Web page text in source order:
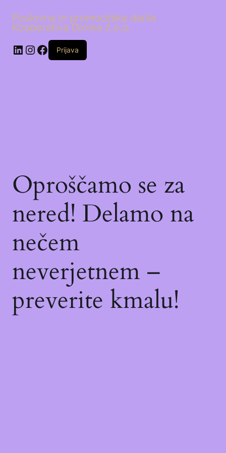
Poslovna in promocijska darila
Kooperativa Drowa z.o.o.
LinkedIn
Instagram
Facebook
Prijava
Oproščamo se za
nered! Delamo na
nečem
neverjetnem –
preverite kmalu!